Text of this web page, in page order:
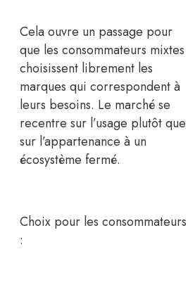
Cela ouvre un passage pour
que les consommateurs mixtes
choisissent librement les
marques qui correspondent à
leurs besoins. Le marché se
recentre sur l’usage plutôt que
sur l’appartenance à un
écosystème fermé.
Choix pour les consommateurs
: